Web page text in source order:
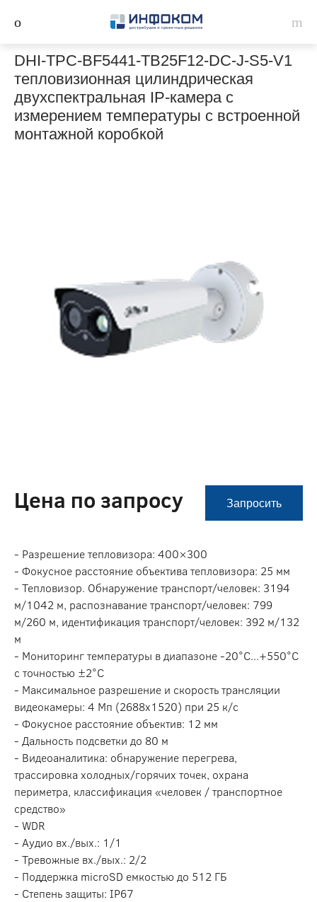
DHI-TPC-BF5441-TB25F12-DC-J-S5-V1
тепловизионная цилиндрическая
двухспектральная IP-камера c
измерением температуры с встроенной
монтажной коробкой
Цена по запросу Запросить
- Разрешение тепловизора: 400×300
- Фокусное расстояние объектива тепловизора: 25 мм
- Тепловизор. Обнаружение транспорт/человек: 3194
м/1042 м, распознавание транспорт/человек: 799
м/260 м, идентификация транспорт/человек: 392 м/132
м
- Мониторинг температуры в диапазоне -20°C...+550°C
с точностью ±2°C
- Максимальное разрешение и скорость трансляции
видеокамеры: 4 Мп (2688х1520) при 25 к/с
- Фокусное расстояние объектив: 12 мм
- Дальность подсветки до 80 м
- Видеоаналитика: обнаружение перегрева,
трассировка холодных/горячих точек, охрана
периметра, классификация «человек / транспортное
средство»
- WDR
- Аудио вх./вых.: 1/1
- Тревожные вх./вых.: 2/2
- Поддержка microSD емкостью до 512 ГБ
- Степень защиты: IP67